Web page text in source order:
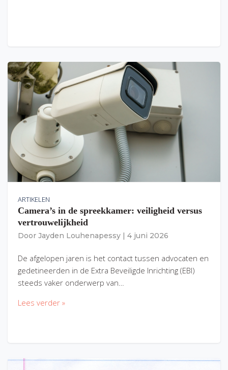
ARTIKELEN
Camera’s in de spreekkamer: veiligheid versus
vertrouwelijkheid
Door Jayden Louhenapessy 4 juni 2026
De afgelopen jaren is het contact tussen advocaten en
gedetineerden in de Extra Beveiligde Inrichting (EBI)
steeds vaker onderwerp van…
Lees verder »